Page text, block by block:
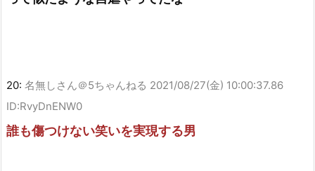
20: 名無しさん＠5ちゃんねる 2021/08/27(金) 10:00:37.86
ID:RvyDnENW0
誰も傷つけない笑いを実現する男